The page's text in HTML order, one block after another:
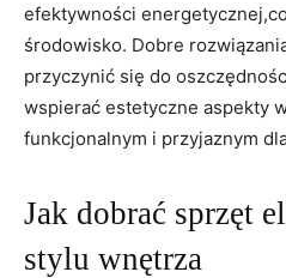
efektywności
środowisko. Dobre
przyczynić się do
wspierać estetyczne aspekty
⁣funkcjonalnym i⁢ przyjaznym
Jak dobrać sprzęt
stylu wnętrza